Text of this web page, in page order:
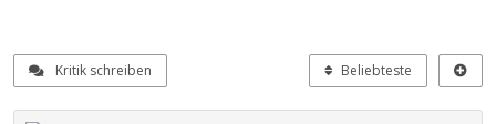
Kritik schreiben Beliebteste